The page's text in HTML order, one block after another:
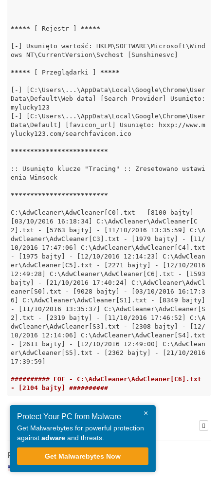
***** [ Rejestr ] *****
[-] Usunięto wartość: HKLM\SOFTWARE\Microsoft\Wind
ows NT\CurrentVersion\Svchost [Sunshinesvc]
***** [ Przeglądarki ] *****
[-] [C:\Users\...\AppData\Local\Google\Chrome\User
Data\Default\Web data] [Search Provider] Usunięto:
mylucky123
[-] [C:\Users\...\AppData\Local\Google\Chrome\User
Data\Default] [favicon_url] Usunięto: hxxp://www.m
ylucky123.com/searchfavicon.ico
*************************
:: Usunięto klucze "Tracing" :: Zresetowano ustawi
enia Winsock
*************************
C:\AdwCleaner\AdwCleaner[C0].txt - [8100 bajty] -
[03/10/2016 16:18:34] C:\AdwCleaner\AdwCleaner[C
2].txt - [5763 bajty] - [11/10/2016 13:35:59] C:\A
dwCleaner\AdwCleaner[C3].txt - [1979 bajty] - [11/
10/2016 17:47:06] C:\AdwCleaner\AdwCleaner[C4].txt
- [1975 bajty] - [12/10/2016 12:14:23] C:\AdwClean
er\AdwCleaner[C5].txt - [2271 bajty] - [12/10/2016
12:49:28] C:\AdwCleaner\AdwCleaner[C6].txt - [1593
bajty] - [21/10/2016 17:40:24] C:\AdwCleaner\AdwCl
eaner[S0].txt - [9028 bajty] - [03/10/2016 16:17:3
6] C:\AdwCleaner\AdwCleaner[S1].txt - [8349 bajty]
- [11/10/2016 13:35:37] C:\AdwCleaner\AdwCleaner[S
2].txt - [2319 bajty] - [11/10/2016 17:46:52] C:\A
dwCleaner\AdwCleaner[S3].txt - [2308 bajty] - [12/
10/2016 12:14:06] C:\AdwCleaner\AdwCleaner[S4].txt
- [2611 bajty] - [12/10/2016 12:49:00] C:\AdwClean
er\AdwCleaner[S5].txt - [2362 bajty] - [21/10/2016
17:39:59]
########## EOF - C:\AdwCleaner\AdwCleaner[C6].txt
- [2104 bajty] ##########
Re: Lucky123
Agnieszka,
×
Protect Your PC from Malware
Get Malwarebytes for powerful protection
against adware and threats.
Get Malwarebytes Now